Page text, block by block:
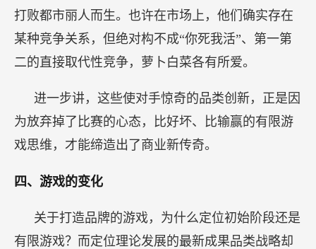
打败都市丽人而生。也许在市场上，他们确实存在
某种竞争关系，但绝对构不成“你死我活”、第一第
二的直接取代性竞争，萝卜白菜各有所爱。
进一步讲，这些使对手惊奇的品类创新，正是因
为放弃掉了比赛的心态，比好坏、比输赢的有限游
戏思维，才能缔造出了商业新传奇。
四、游戏的变化
关于打造品牌的游戏，为什么定位初始阶段还是
有限游戏？而定位理论发展的最新成果品类战略却